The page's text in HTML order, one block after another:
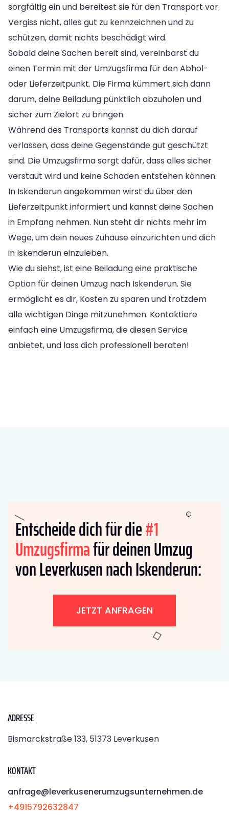
sorgfältig ein und bereitest sie für den Transport vor.
Vergiss nicht, alles gut zu kennzeichnen und zu
schützen, damit nichts beschädigt wird.
Sobald deine Sachen bereit sind, vereinbarst du
einen Termin mit der Umzugsfirma für den Abhol-
oder Lieferzeitpunkt. Die Firma kümmert sich dann
darum, deine Beiladung pünktlich abzuholen und
sicher zum Zielort zu bringen.
Während des Transports kannst du dich darauf
verlassen, dass deine Gegenstände gut geschützt
sind. Die Umzugsfirma sorgt dafür, dass alles sicher
verstaut wird und keine Schäden entstehen können.
In Iskenderun angekommen wirst du über den
Lieferzeitpunkt informiert und kannst deine Sachen
in Empfang nehmen. Nun steht dir nichts mehr im
Wege, um dein neues Zuhause einzurichten und dich
in Iskenderun einzuleben.
Wie du siehst, ist eine Beiladung eine praktische
Option für deinen Umzug nach Iskenderun. Sie
ermöglicht es dir, Kosten zu sparen und trotzdem
alle wichtigen Dinge mitzunehmen. Kontaktiere
einfach eine Umzugsfirma, die diesen Service
anbietet, und lass dich professionell beraten!
Entscheide dich für die#1
Umzugsfirmafür deinen Umzug
von Leverkusen nach Iskenderun:
JETZT ANFRAGEN
ADRESSE
Bismarckstraße 133, 51373 Leverkusen
KONTAKT
anfrage@leverkusenerumzugsunternehmen.de
+4915792632847